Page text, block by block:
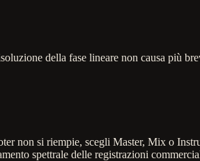
della fase lineare non causa
si riempie, scegli Master, Mix o
spettrale delle registrazioni